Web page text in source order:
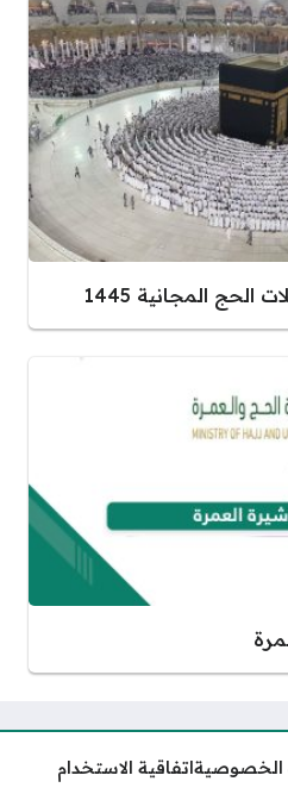
المجانية 1445
الخصوصيةاتفاقية الاستخدام
تذاكر البجيري الدرعية